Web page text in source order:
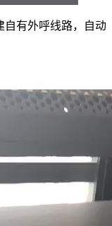
自有外呼线路，自动